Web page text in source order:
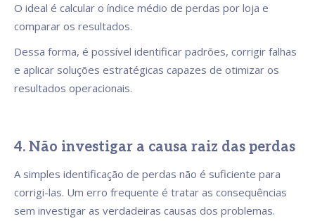
O ideal é calcular o índice médio de perdas por loja e
comparar os resultados.
Dessa forma, é possível identificar padrões, corrigir falhas
e aplicar soluções estratégicas capazes de otimizar os
resultados operacionais.
4. Não investigar a causa raiz das perdas
A simples identificação de perdas não é suficiente para
corrigi-las. Um erro frequente é tratar as consequências
sem investigar as verdadeiras causas dos problemas.